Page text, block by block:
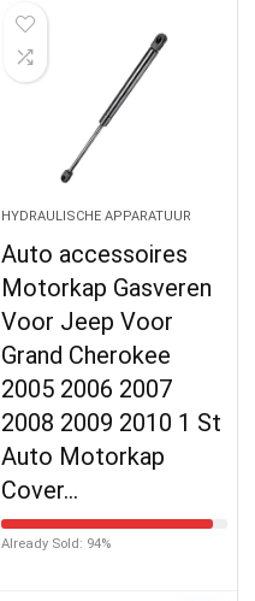
HYDRAULISCHE APPARATUUR
Auto accessoires
Motorkap Gasveren
Voor Jeep Voor
Grand Cherokee
2005 2006 2007
2008 2009 2010 1 St
Auto Motorkap
Cover…
Already Sold: 94%